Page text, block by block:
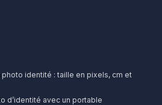
identité : taille en pixels, cm et
d’identité avec un portable